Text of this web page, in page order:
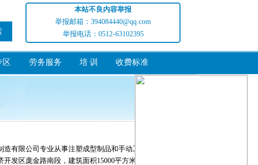
本站不良内容举报
举报邮箱：394084440@qq.com
举报电话：0512-63102395
区 劳务服务 培 训 收费标准
造有限公司专业从事注塑成型制品和手动工具的生产。公
开发区庞金路南段，建筑面积15000平方米，员工150余